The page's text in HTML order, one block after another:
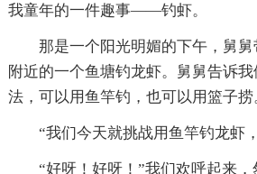
我童年的一件趣事——钓虾。
那是一个阳光明媚的下午，舅
附近的一个鱼塘钓龙虾。舅舅告诉
法，可以用鱼竿钓，也可以用篮子捞
“我们今天就挑战用鱼竿钓龙虾
“好呀！好呀！”我们欢呼起来